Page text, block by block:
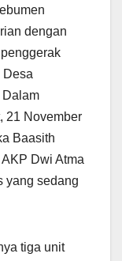
dengan
Desa
Dalam
21 November
Baasith
Dwi Atma
yang sedang
tiga unit